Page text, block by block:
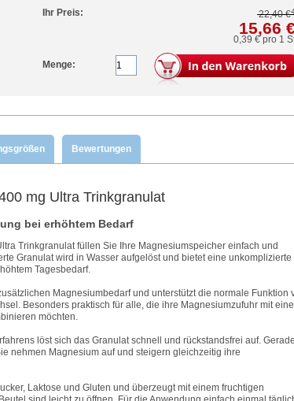
Ihr Preis: 22,40 €
15,66
0,39 €pro 1
Menge:
Bewertungen
mg Ultra Trinkgranulat
bei erhöhtem Bedarf
Trinkgranulat füllen Sie Ihre Magnesiumspeicher einfach und
Granulat wird in Wasser aufgelöst und bietet eine unkomplizierte
Tagesbedarf.
Magnesiumbedarf und unterstützt die normale Funktion
Besonders praktisch für alle, die ihre Magnesiumzufuhr mit
möchten.
löst sich das Granulat schnell und rückstandsfrei auf. Gerade
nehmen Magnesium auf und steigern gleichzeitig ihre
Laktose und Gluten und überzeugt mit einem fruchtigen